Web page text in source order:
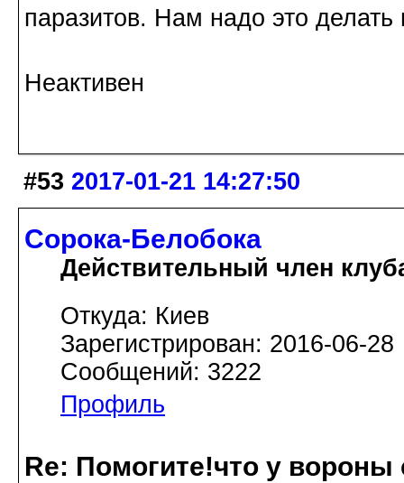
паразитов. Нам надо это
Неактивен
#53 2017-01-21 14:27:50
Сорока-Белобока
Действительный член
Откуда: Киев
Зарегистрирован: 2016-06-28
Сообщений: 3222
Профиль
Re: Помогите!что у